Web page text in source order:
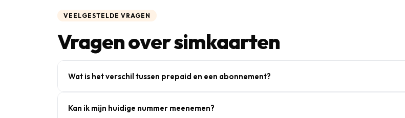
VEELGESTELDE VRAGEN
Vragen over simkaarten
Wat is het verschil tussen prepaid en een abonnement?
Kan ik mijn huidige nummer meenemen?